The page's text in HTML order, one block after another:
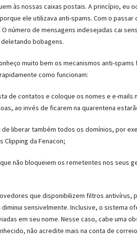
às nossas caixas postais. A princípio, eu
ele utilizava anti-spams. Com o
número de mensagens indesejadas cai
bobagens.
muito bem os mecanismos anti-
como funcionam:
de contatos e coloque os nomes e e-
ao invés de ficarem na quarentena
de liberar também todos os domínios, por
Clipping da Fenacon;
não bloqueiem os remetentes nos seus
que disponibilizem filtros antivírus,
diminui sensivelmente. Inclusive, o sistema
em seu nome. Nesse caso, cabe uma
não acredite mais na conta de